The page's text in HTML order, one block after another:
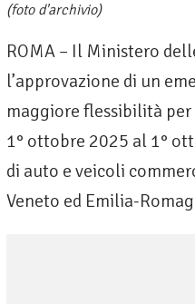
(foto d'archivio)
ROMA – Il Ministero
l’approvazione di un
maggiore flessibilità
1° ottobre 2025 al 1°
di auto e veicoli
Veneto ed Emilia-